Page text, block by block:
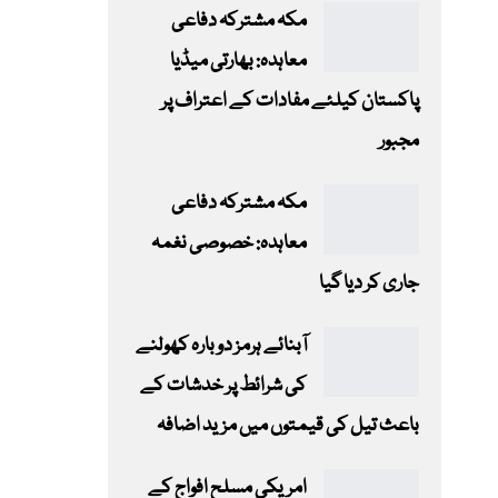
مکہ مشترکہ دفاعی
معاہدہ: بھارتی میڈیا
پاکستان کیلئے مفادات کے اعتراف پر
مجبور
مکہ مشترکہ دفاعی
معاہدہ: خصوصی نغمہ
جاری کر دیا گیا
آبنائے ہرمز دوبارہ کھولنے
کی شرائط پر خدشات کے
باعث تیل کی قیمتوں میں مزید اضافہ
امریکی مسلح افواج کے